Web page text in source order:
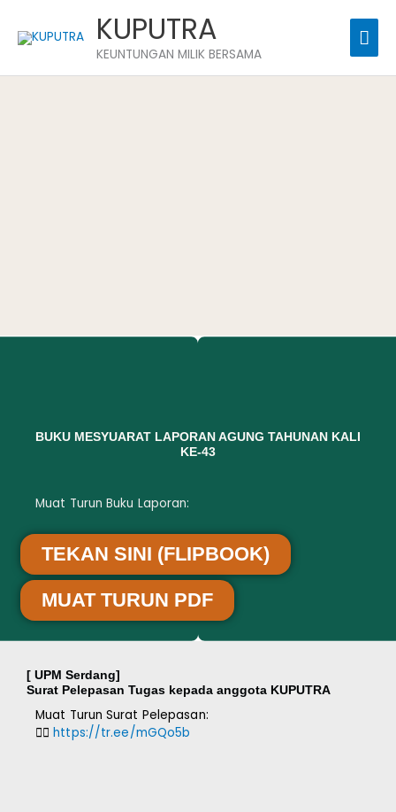
KUPUTRA
KEUNTUNGAN MILIK BERSAMA
BUKU MESYUARAT LAPORAN AGUNG TAHUNAN KALI
KE-43
Muat Turun Buku Laporan:
TEKAN SINI (FLIPBOOK)
MUAT TURUN PDF
[ UPM Serdang]
Surat Pelepasan Tugas kepada anggota KUPUTRA
Muat Turun Surat Pelepasan:
👉🏽https://tr.ee/mGQo5b